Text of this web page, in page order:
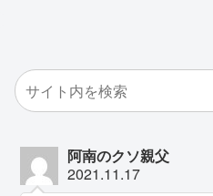
阿南のクソ親父
2021.11.17